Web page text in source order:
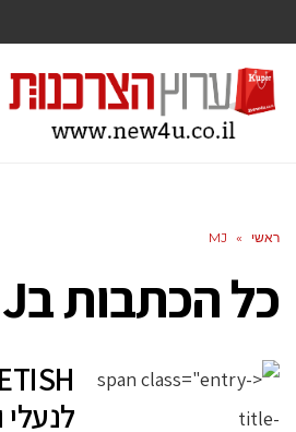
ראשי »
MJ
כל הכתבות ב
לנעלי